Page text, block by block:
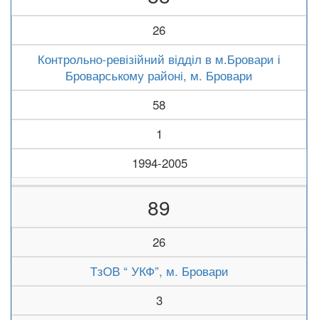
26
Контрольно-ревізійний відділ в м.Бровари і
Броварському районі, м. Бровари
58
1
1994-2005
89
26
ТзОВ “ УКФ”, м. Бровари
3